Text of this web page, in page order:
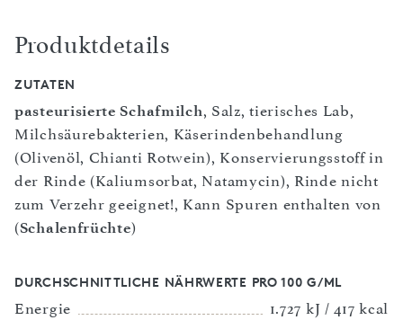
Produktdetails
ZUTATEN
pasteurisierte Schafmilch, Salz, tierisches Lab,
Milchsäurebakterien, Käserindenbehandlung
(Olivenöl, Chianti Rotwein), Konservierungsstoff in
der Rinde (Kaliumsorbat, Natamycin), Rinde nicht
zum Verzehr geeignet!, Kann Spuren enthalten von
(Schalenfrüchte)
DURCHSCHNITTLICHE NÄHRWERTE PRO 100 G/ML
Energie
1.727 kJ / 417 kcal